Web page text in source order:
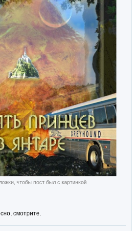
чтобы пост был с картинкой
смотрите.